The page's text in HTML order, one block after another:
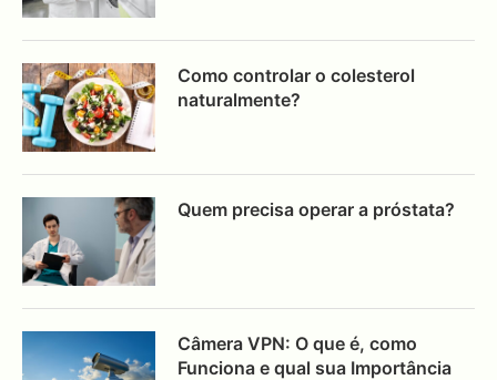
Como controlar o colesterol
naturalmente?
Quem precisa operar a próstata?
Câmera VPN: O que é, como
Funciona e qual sua Importância